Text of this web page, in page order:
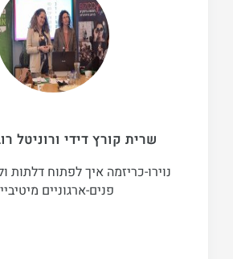
שרית קורץ דידי ורוניטל
נוירו-כריזמה איך לפתוח דלתות
פנים-ארגוניים